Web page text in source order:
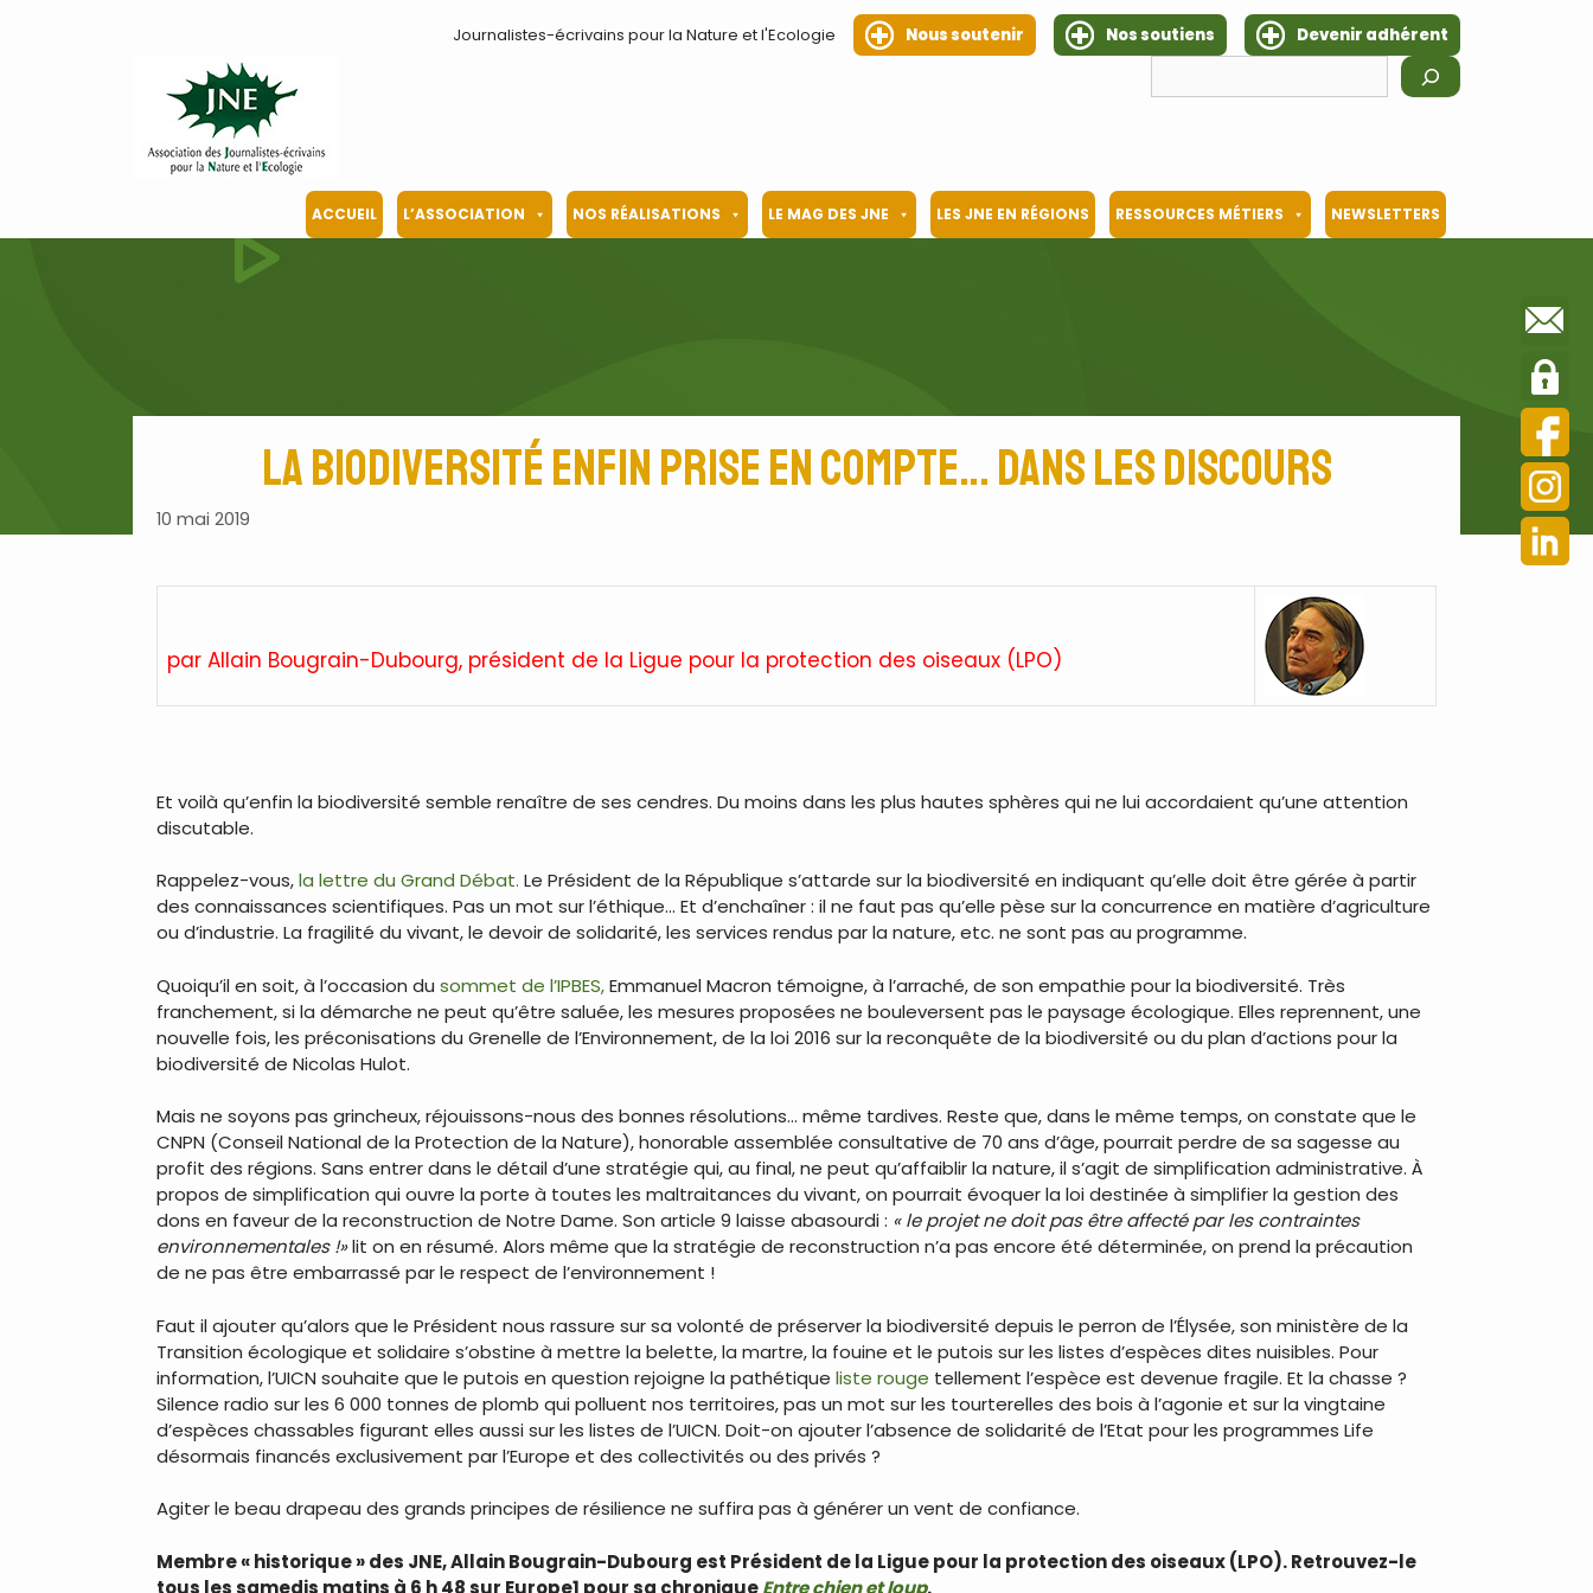
Journalistes-écrivains pour la Nature et l'Ecologie Nous soutenir Nos soutiens
Devenir adhérent
ACCUEIL L’ASSOCIATION NOS RÉALISATIONS LE MAG DES JNE LES JNE EN RÉGIONS RESSOURCES MÉTIERS NEWSLETTERS
La biodiversité enfin prise en compte… dans les discours
10 mai 2019
par Allain Bougrain-Dubourg, président de la Ligue pour la protection des oiseaux (LPO)
Et voilà qu’enfin la biodiversité semble renaître de ses cendres. Du moins dans les plus hautes sphères qui ne lui accordaient qu’une attention
discutable.
Rappelez-vous,la lettre du Grand Débat. Le Président de la République s’attarde sur la biodiversité en indiquant qu’elle doit être gérée à partir
des connaissances scientifiques. Pas un mot sur l’éthique… Et d’enchaîner : il ne faut pas qu’elle pèse sur la concurrence en matière d’agriculture
ou d’industrie. La fragilité du vivant, le devoir de solidarité, les services rendus par la nature, etc. ne sont pas au programme.
Quoiqu’il en soit, à l’occasion du sommet de l’IPBES,Emmanuel Macron témoigne, à l’arraché, de son empathie pour la biodiversité. Très
franchement, si la démarche ne peut qu’être saluée, les mesures proposées ne bouleversent pas le paysage écologique. Elles reprennent, une
nouvelle fois, les préconisations du Grenelle de l’Environnement, de la loi 2016 sur la reconquête de la biodiversité ou du plan d’actions pour la
biodiversité de Nicolas Hulot.
Mais ne soyons pas grincheux, réjouissons-nous des bonnes résolutions… même tardives. Reste que, dans le même temps, on constate que le
CNPN (Conseil National de la Protection de la Nature), honorable assemblée consultative de 70 ans d’âge, pourrait perdre de sa sagesse au
profit des régions. Sans entrer dans le détail d’une stratégie qui, au final, ne peut qu’affaiblir la nature, il s’agit de simplification administrative. À
propos de simplification qui ouvre la porte à toutes les maltraitances du vivant, on pourrait évoquer la loi destinée à simplifier la gestion des
dons en faveur de la reconstruction de Notre Dame. Son article 9 laisse abasourdi : « le projet ne doit pas être affecté par les contraintes
environnementales !»lit on en résumé. Alors même que la stratégie de reconstruction n’a pas encore été déterminée, on prend la précaution
de ne pas être embarrassé par le respect de l’environnement !
Faut il ajouter qu’alors que le Président nous rassure sur sa volonté de préserver la biodiversité depuis le perron de l’Élysée, son ministère de la
Transition écologique et solidaire s’obstine à mettre la belette, la martre, la fouine et le putois sur les listes d’espèces dites nuisibles. Pour
information, l’UICN souhaite que le putois en question rejoigne la pathétique liste rouge tellement l’espèce est devenue fragile. Et la chasse ?
Silence radio sur les 6 000 tonnes de plomb qui polluent nos territoires, pas un mot sur les tourterelles des bois à l’agonie et sur la vingtaine
d’espèces chassables figurant elles aussi sur les listes de l’UICN. Doit-on ajouter l’absence de solidarité de l’Etat pour les programmes Life
désormais financés exclusivement par l’Europe et des collectivités ou des privés ?
Agiter le beau drapeau des grands principes de résilience ne suffira pas à générer un vent de confiance.
Membre « historique » des JNE, Allain Bougrain-Dubourg est Président de la Ligue pour la protection des oiseaux (LPO). Retrouvez-le
tous les samedis matins à 6 h 48 sur Europe1 pour sa chroniqueEntre chien et loup.